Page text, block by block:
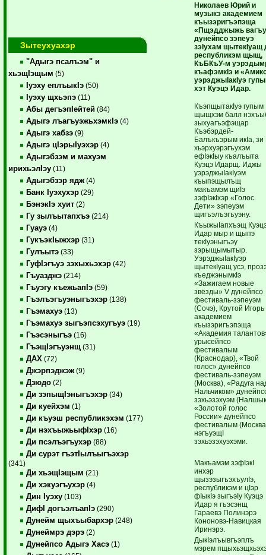
Зытеухуахэр
"Адыгэ псалъэм" и
хьэщIэщым (5)
Iуэху еплъыкIэ (50)
Iуэху щхьэпэ (11)
Абы дегъэпIейтей (84)
Адыгэ лъагъуэжьхэмкIэ (4)
Адыгэ хабзэ (9)
Адыгэ цIэрыIуэхэр (4)
Адыгэбзэм и махуэм
ирихьэлIэу (11)
Адыгэбзэр ядж (4)
Банк Iуэхухэр (29)
БэнэкIэ хуит (2)
Гу зылъытапхъэ (214)
Гуауэ (4)
ГукъэкIыжхэр (31)
Гулъытэ (33)
ГуфIэгъуэ зэхыхьэхэр (42)
Гъуазджэ (214)
Гъуэгу къежьапIэ (59)
Гъэлъэгъуэныгъэхэр (138)
Гъэмахуэ (13)
Гъэмахуэ зыгъэпсэхугъуэ (19)
Гъэсэныгъэ (16)
ГъэщIэгъуэнщ (31)
ДАХ (72)
Джэрпэджэж (9)
Дзюдо (2)
Ди зэпыщIэныгъэхэр (34)
Ди куейхэм (1)
Ди къуэш республикэхэм (177)
Ди нэхъыжьыфIхэр (16)
Ди псэлъэгъухэр (88)
Ди сурэт гъэтIылъыгъэхэр
(341)
Ди хьэщIэщым (21)
Ди хэкуэгъухэр (4)
Дин Iуэху (103)
ДифI догъэлъапIэ (290)
Дунейм щыхъыбархэр (248)
Дунеймрэ дэрэ (2)
Дунейпсо Адыгэ Хасэ (1)
Николаев Юрий и
музыкэ академием
къызэригъэпэща
«Пщэдджыжь
дунейпсо зэпеуэ
зэIухам щытекIуащ
республикэм щыщ,
КъБКъУ-м
къафэмкIэ и
уэрэджыIакIуэ
хэт Куэцэ Идар.
КъэпщытакIуэ гупым
щыщхэм балл
зыхуагъэфэщар
Къэбэрдей-
Балъкъэрым икIа, зи
хьэрхуэрэгъухэм
ефIэкIыу къалъыта
Куэцэ Идарщ. Иджы
уэрэджыIакIуэм
къыпэщылъщ
макъамэм щиIэ
зэфIэкIхэр «Голос.
Дети» зэпеуэм
щигъэлъэгъуэну.
КъыжыIапхъэщ
Идар мыр и щыпэ
текIуэныгъэу
зэрыщымытыр.
УэрэджыIакIуэр
щытекIуащ усэ,
къеджэнымкIэ
«Зажигаем новые
звёзды» V дунейпсо
фестиваль-зэпеуэм
(Cочэ), Крутой Игорь
академием
къызэригъэпэща
«Академия
урысейпсо
фестивалым
(Краснодар), «Твой
голос» дунейпсо
фестиваль-зэпеуэм
(Москва), «Радуга
Нальчиком»
зэхьэзэхуэм
«Золотой голос
России» дунейпсо
фестивалым
нэгъуэщI
зэхьэзэхуэхэми.
Макъамэм зэфIэкI
инхэр
щызэзыгъэхъулIэ,
республикэм и цIэр
фIыкIэ зыгъэIу Куэцэ
Идар я гъэсэнщ
Гараевэ Полинэрэ
Кононовэ-Навицкая
Иринэрэ.
ДыкIэлъывгъэплъ
мэрем